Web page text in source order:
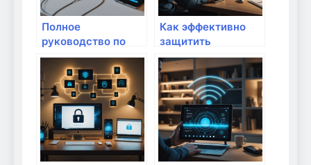
Полное
руководство по
настройке роутера
для повышения
безопасности
домашней сети
Как эффективно
защитить
домашний
интернет от
ботнет-атак:
пошаговое
руководство